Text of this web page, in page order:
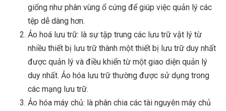
giống như phân vùng ổ cứng để giúp việc quản lý các
tệp dễ dàng hơn.
Ảo hoá lưu trữ: là sự tập trung các lưu trữ vật lý từ
nhiều thiết bị lưu trữ thành một thiết bị lưu trữ duy nhất
được quản lý và điều khiển từ một giao diện quản lý
duy nhất. Ảo hóa lưu trữ thường được sử dụng trong
các mạng lưu trữ.
Ảo hóa máy chủ: là phân chia các tài nguyên máy chủ